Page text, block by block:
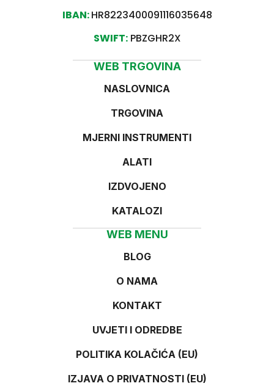
IBAN:HR8223400091116035648
SWIFT:PBZGHR2X
WEB TRGOVINA
NASLOVNICA
TRGOVINA
MJERNI INSTRUMENTI
ALATI
IZDVOJENO
KATALOZI
WEB MENU
BLOG
O NAMA
KONTAKT
UVJETI I ODREDBE
POLITIKA KOLAČIĆA (EU)
IZJAVA O PRIVATNOSTI (EU)